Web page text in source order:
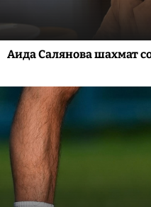
Аида Салянова шахмат